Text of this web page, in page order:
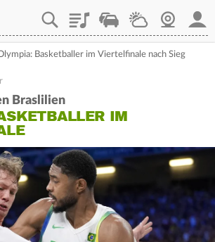
PlaylistStaupilotWetterWebcam
Basketballer im Viertelfinale nach Sieg
Braslilien
IM